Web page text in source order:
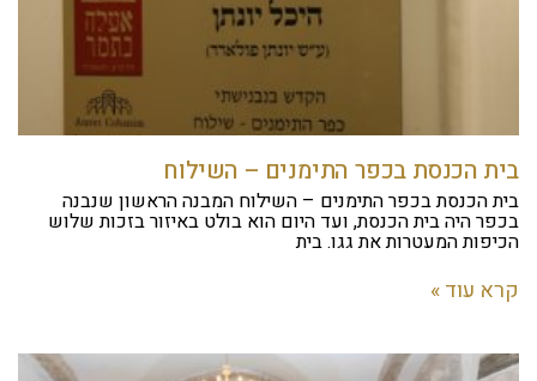
בית הכנסת בכפר התימנים – השילוח
בית הכנסת בכפר התימנים – השילוח המבנה הראשון שנבנה
בכפר היה בית הכנסת, ועד היום הוא בולט באיזור בזכות שלוש
הכיפות המעטרות את גגו. בית
קרא עוד »